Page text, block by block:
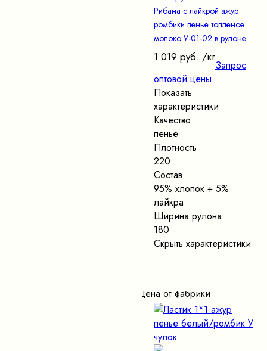
Рибана с лайкрой ажур
ромбики пенье топленое
молоко У-01-02 в рулоне
1 019 руб. /кг
Запрос
оптовой цены
Показать
характеристики
Качество
пенье
Плотность
220
Состав
95% хлопок + 5%
лайкра
Ширина рулона
180
Скрыть характеристики
Цена от фабрики